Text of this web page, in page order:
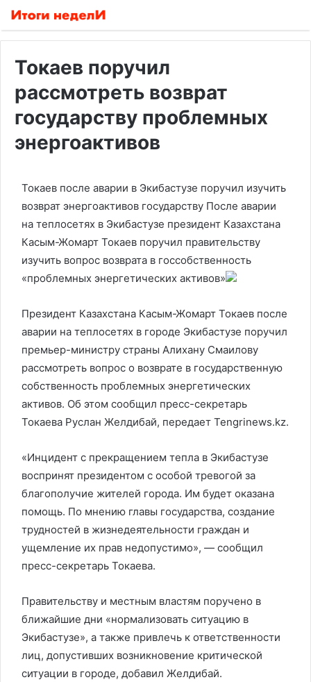
Токаев поручил
рассмотреть возврат
государству проблемных
энергоактивов
Токаев после аварии в Экибастузе поручил изучить
возврат энергоактивов государству После аварии
на теплосетях в Экибастузе президент Казахстана
Касым-Жомарт Токаев поручил правительству
изучить вопрос возврата в госсобственность
«проблемных энергетических активов»
Президент Казахстана Касым-Жомарт Токаев после
аварии на теплосетях в городе Экибастузе поручил
премьер-министру страны Алихану Смаилову
рассмотреть вопрос о возврате в государственную
собственность проблемных энергетических
активов. Об этом сообщил пресс-секретарь
Токаева Руслан Желдибай, передает Tengrinews.kz.
«Инцидент с прекращением тепла в Экибастузе
воспринят президентом с особой тревогой за
благополучие жителей города. Им будет оказана
помощь. По мнению главы государства, создание
трудностей в жизнедеятельности граждан и
ущемление их прав недопустимо», — сообщил
пресс-секретарь Токаева.
Правительству и местным властям поручено в
ближайшие дни «нормализовать ситуацию в
Экибастузе», а также привлечь к ответственности
лиц, допустивших возникновение критической
ситуации в городе, добавил Желдибай.